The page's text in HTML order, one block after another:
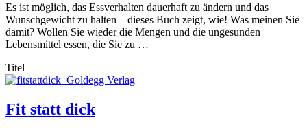
Es ist möglich, das Essverhalten dauerhaft zu ändern und das
Wunschgewicht zu halten – dieses Buch zeigt, wie! Was meinen Sie
damit? Wollen Sie wieder die Mengen und die ungesunden
Lebensmittel essen, die Sie zu …
Titel
Fit statt dick